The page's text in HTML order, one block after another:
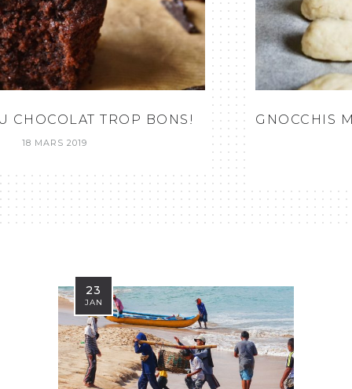
GNOCCHIS MAISON (AVEC DE LA PURÉE
DÉJÀ PRÊTE!)
23
JAN